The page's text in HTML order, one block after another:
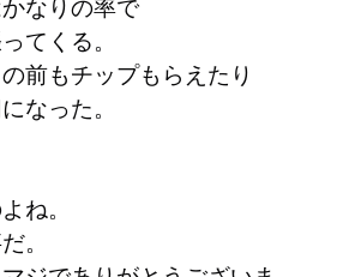
なりの率で
てくる。
前もチップもらえたり
なった。
ね。
。